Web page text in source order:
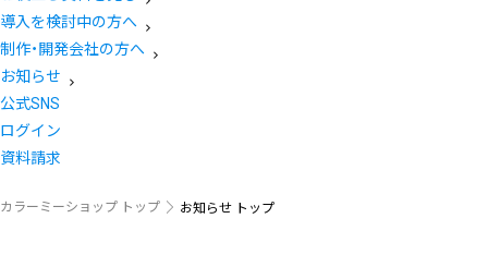
導入を検討中の方へ
制作・開発会社の方へ
お知らせ
公式SNS
ログイン
資料請求
カラーミーショップ トップ お知らせ トップ